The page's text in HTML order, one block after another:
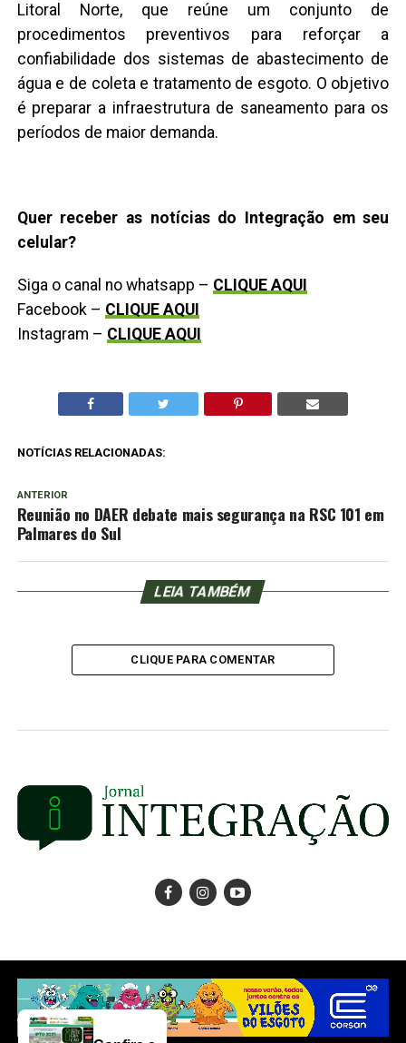
Litoral Norte, que reúne um conjunto de
procedimentos preventivos para reforçar a
confiabilidade dos sistemas de abastecimento de
água e de coleta e tratamento de esgoto. O objetivo
é preparar a infraestrutura de saneamento para os
períodos de maior demanda.
Quer receber as notícias do Integração em seu
celular?
Siga o canal no whatsapp – CLIQUE AQUI
Facebook – CLIQUE AQUI
Instagram – CLIQUE AQUI
NOTÍCIAS RELACIONADAS:
ANTERIOR
Reunião no DAER debate mais segurança na RSC 101 em
Palmares do Sul
LEIA TAMBÉM
CLIQUE PARA COMENTAR